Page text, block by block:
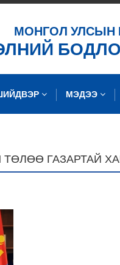
МОНГОЛ УЛСЫН
МЭДЭЭ
ГАЗАРТАЙ